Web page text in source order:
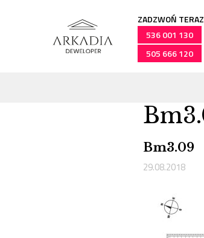
ZADZWOŃ TERAZ
536 001 130
505 666 120
Bm3.09
29.08.2018